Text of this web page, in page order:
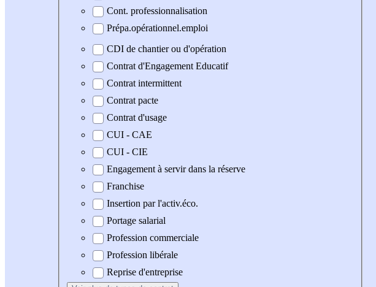
Cont. professionnalisation
Prépa.opérationnel.emploi
CDI de chantier ou d'opération
Contrat d'Engagement Educatif
Contrat intermittent
Contrat pacte
Contrat d'usage
CUI - CAE
CUI - CIE
Engagement à servir dans la réserve
Franchise
Insertion par l'activ.éco.
Portage salarial
Profession commerciale
Profession libérale
Reprise d'entreprise